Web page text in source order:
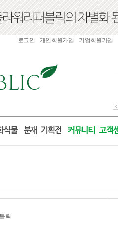
로그인 개인회원가입 기업회원가입
릭